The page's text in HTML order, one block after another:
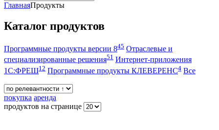
ГлавнаяПродукты
Каталог продуктов
Программные продукты версии 845 Отраслевые и
специализированные решения51 Интернет-приложения
1С:ФРЕШ12 Программные продукты КЛЕВЕРЕНС4 Все
покупка аренда
продуктов на странице